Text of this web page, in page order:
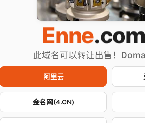
Enne
此域名可以转让出售！
阿里云
金名网(4.CN)